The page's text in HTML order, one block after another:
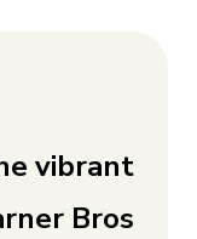
vibrant
Bros